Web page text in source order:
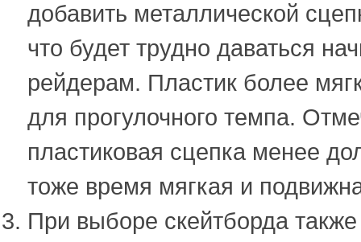
добавить металлической
что будет трудно даваться
рейдерам. Пластик более
для прогулочного темпа.
пластиковая сцепка менее
тоже время мягкая и
При выборе скейтборда